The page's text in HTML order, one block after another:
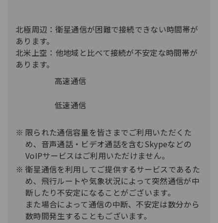
北極周辺：衛星通信が困難で接続できない時間帯が
あります。
北米上空：他地域と比べて接続が不安定な時間帯が
あります。
高速通信
低速通信
限られた通信容量を皆さまでご利用いただくた
め、音声通話・ビデオ通話を含むSkypeなどの
VoIPサービスはご利用いただけません。
衛星通信を利用してご提供するサービスであるた
め、飛行ルートや気象状況によって突然通信が中
断したり不安定になることがございます。
また場合によって通信の中断、不安定は数分から
数時間発生することもございます。